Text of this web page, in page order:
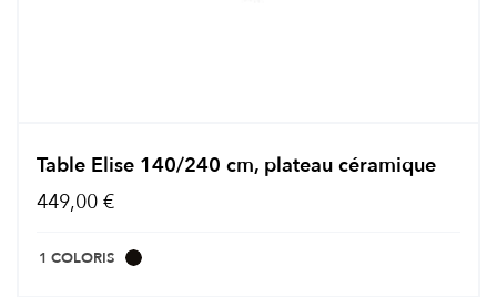
Table Elise 140/240 cm, plateau céramique
449,00 €
1 COLORIS